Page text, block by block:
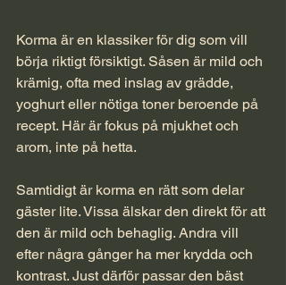
Korma är en klassiker för dig som vill
börja riktigt försiktigt. Såsen är mild och
krämig, ofta med inslag av grädde,
yoghurt eller nötiga toner beroende på
recept. Här är fokus på mjukhet och
arom, inte på hetta.
Samtidigt är korma en rätt som delar
gäster lite. Vissa älskar den direkt för att
den är mild och behaglig. Andra vill
efter några gånger ha mer krydda och
kontrast. Just därför passar den bäst